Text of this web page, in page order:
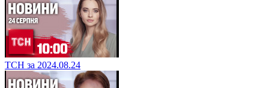
ТСН за 2024.08.24